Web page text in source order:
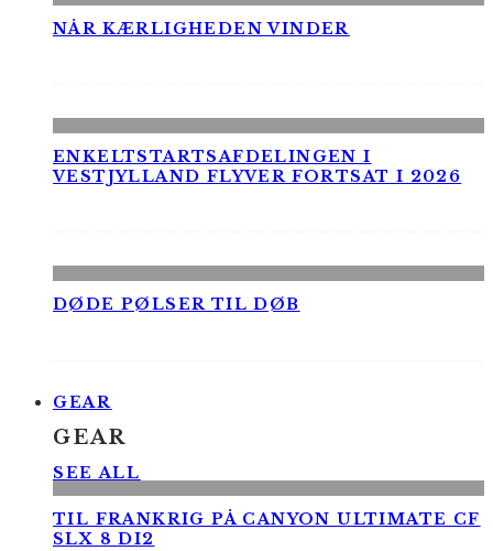
NÅR KÆRLIGHEDEN VINDER
ENKELTSTARTSAFDELINGEN I
VESTJYLLAND FLYVER FORTSAT I 2026
DØDE PØLSER TIL DØB
GEAR
GEAR
SEE ALL
TIL FRANKRIG PÅ CANYON ULTIMATE CF
SLX 8 DI2